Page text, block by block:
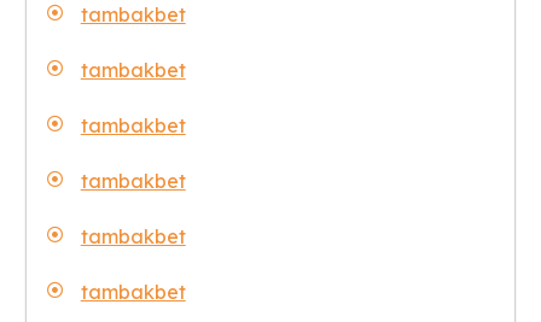
tambakbet
tambakbet
tambakbet
tambakbet
tambakbet
tambakbet